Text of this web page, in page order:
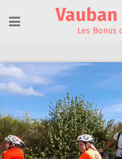
content
Les Bonus